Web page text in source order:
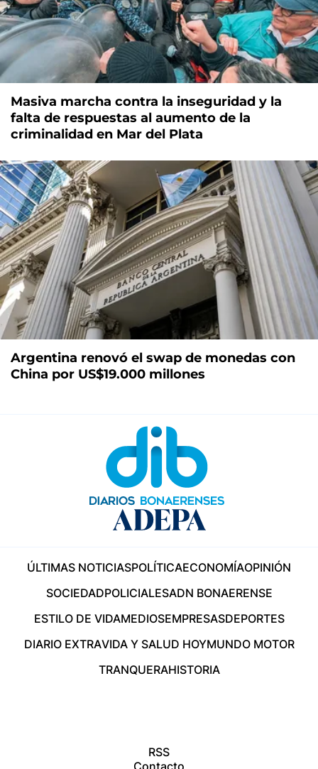
Masiva marcha contra la inseguridad y la
falta de respuestas al aumento de la
criminalidad en Mar del Plata
Argentina renovó el swap de monedas con
China por US$19.000 millones
ÚLTIMAS NOTICIASPOLÍTICAECONOMÍAOPINIÓN
SOCIEDADPOLICIALESADN BONAERENSE
ESTILO DE VIDAMEDIOSEMPRESASDEPORTES
DIARIO EXTRAVIDA Y SALUD HOYMUNDO MOTOR
TRANQUERAHISTORIA
RSS